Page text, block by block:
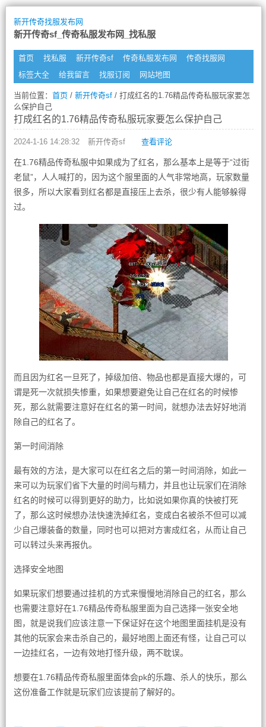
新开传奇找服发布网
新开传奇sf_传奇私服发布网_找私服
首页 找私服 新开传奇sf 传奇私服发布网
传奇找服网
标签大全
给我留言 找服订阅 网站地图
当前位置： 首页/ 新开传奇sf/ 打成红名的1.76精品传奇私服玩家要怎
么保护自己
打成红名的1.76精品传奇私服玩家要怎么保护自己
2024-1-16 14:28:32 新开传奇sf 查看评论
在1.76精品传奇私服中如果成为了红名，那么基本上是等于“过街
老鼠”，人人喊打的，因为这个服里面的人气非常地高，玩家数量
很多，所以大家看到红名都是直接压上去杀，很少有人能够躲得
过。
而且因为红名一旦死了，掉级加倍、物品也都是直接大爆的，可
谓是死一次就损失惨重，如果想要避免让自己在红名的时候惨
死，那么就需要注意好在红名的第一时间，就想办法去好好地消
除自己的红名了。
第一时间消除
最有效的方法，是大家可以在红名之后的第一时间消除，如此一
来可以为玩家们省下大量的时间与精力，并且也让玩家们在消除
红名的时候可以得到更好的助力，比如说如果你真的快被打死
了，那么这时候想办法快速洗掉红名，变成白名被杀不但可以减
少自己爆装备的数量，同时也可以把对方害成红名，从而让自己
可以转过头来再报仇。
选择安全地图
如果玩家们想要通过挂机的方式来慢慢地消除自己的红名，那么
也需要注意好在1.76精品传奇私服里面为自己选择一张安全地
图，就是说我们应该注意一下保证好在这个地图里面挂机是没有
其他的玩家会来击杀自己的，最好地图上面还有怪，让自己可以
一边挂红名，一边有效地打怪升级，两不耽误。
想要在1.76精品传奇私服里面体会pk的乐趣、杀人的快乐，那么
这份准备工作就是玩家们应该提前了解好的。